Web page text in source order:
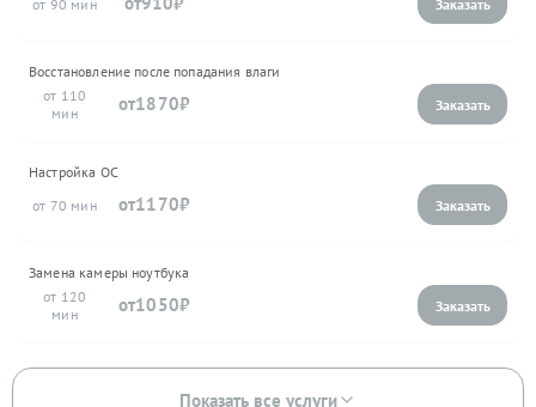
90
Восстановление после попадания влаги
110
1870
Настройка ОС
70
1170
Замена камеры ноутбука
120
1050
Показать все услуги